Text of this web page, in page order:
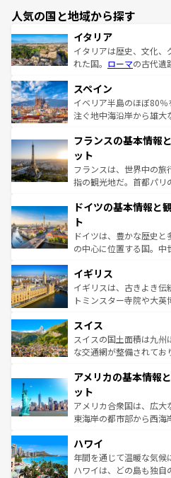
人気の国と地域から探す
イタリア
イタリアは歴史、文化
れた国。 ローマの古代遺
ろん、トスカーナの美し
景など、自然景観も見逃
ピザやパスタなど、絶品
ませてくれるイタリアで
なお、新着のイタリア情
しい。
スペイン
イベリア半島のほぼ80
注ぐ地中海沿岸から雄大
文化が根付くこの国では
れる闘牛、そして美味し
る。首都マドリードの洗
アートに溢れた街角から
せる。地方によって風土
ンテンツ一覧 を参照して
フランスの基本情報
ット
フランスは、世界中の
指の観光地だ。首都パリ
で、幅広い魅力が詰まっ
聖堂、美しいビーチ、そ
から魅了する。また、
れ、フランス料理はユネ
香り高いラベンダー畑な
らに、パリ以外の地域
も豊かな歴史と文化が息
を参照してほしい。
ドイツの基本情報と
ト
ドイツは、豊かな歴史
の中心に位置する国。中
顔を持つこの国は、どこ
ルリンの文化的活気、バ
してライン川沿いのワ
は、お酒好きな人にはぜひ体験
ドイツ情報はコンテンツ
イギリス
イギリスは、古きよき伝
トミンスター寺院や大
リアごとに異なる魅力が
ティー、ビール好きに
戦など、本場だからこそ
ンツ一覧を参照してほし
スイス
スイスの国土面積は九
な交通網が整備されてお
の建物がそのまま残る町
博物館もあり、アルプス
ことができる。国民の所
者向けの交通パス提供の
着のスイス情報は
アメリカの基本情報
ット
アメリカ合衆国は、広大
東海岸の都市部から西海
のような巨大都市は、観
ンメントが詰まった刺激
西部には大自然が広がり
ハワイ
年間を通じて温暖な気候
ハワイは、どの島も独自